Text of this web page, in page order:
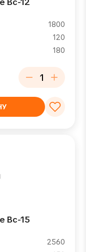
1800
120
180
Вс-15
2560